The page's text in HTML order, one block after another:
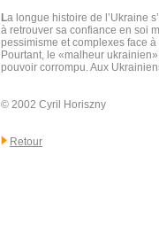
La longue histoire de l’Ukraine
à retrouver sa confiance en soi
pessimisme et complexes face
Pourtant, le «malheur
pouvoir corrompu. Aux
© 2002 Cyril Horiszny
Retour